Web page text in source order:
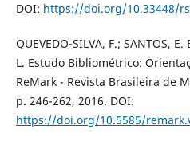
DOI: https://doi.org/10.33448/
QUEVEDO-SILVA, F.; SANTOS,
L. Estudo Bibliométrico:
ReMark - Revista Brasileira de
p. 246-262, 2016. DOI:
https://doi.org/10.5585/